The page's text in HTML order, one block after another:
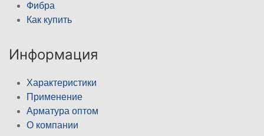
Фибра
Как купить
Информация
Характеристики
Применение
Арматура оптом
О компании